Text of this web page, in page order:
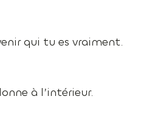
qui tu es vraiment.
à l’intérieur.